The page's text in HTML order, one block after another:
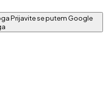
Prijavite se putem Google